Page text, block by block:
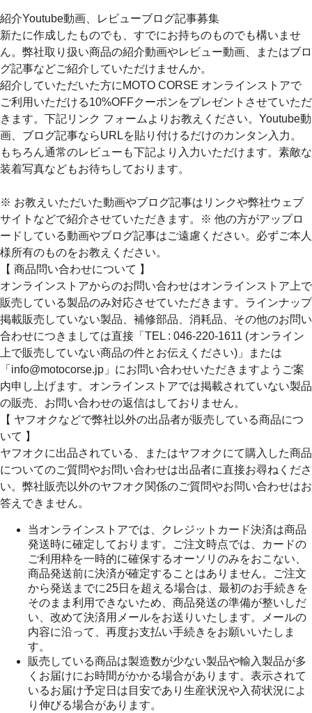
紹介Youtube動画、レビューブログ記事募集
新たに作成したものでも、すでにお持ちのものでも構いませ
ん。弊社取り扱い商品の紹介動画やレビュー動画、またはブロ
グ記事などご紹介していただけませんか。
紹介していただいた方にMOTO CORSE オンラインストアで
ご利用いただける10%OFFクーポンをプレゼントさせていただ
きます。下記リンク フォームよりお教えください。Youtube動
画、ブログ記事ならURLを貼り付けるだけのカンタン入力。
もちろん通常のレビューも下記より入力いただけます。素敵な
装着写真などもお待ちしております。
※ お教えいただいた動画やブログ記事はリンクや弊社ウェブ
サイトなどで紹介させていただきます。※ 他の方がアップロ
ードしている動画やブログ記事はご遠慮ください。必ずご本人
様所有のものをお教えください。
【 商品問い合わせについて 】
オンラインストアからのお問い合わせはオンラインストア上で
販売している製品のみ対応させていただきます。ラインナップ
掲載販売していない製品、補修部品、消耗品、その他のお問い
合わせにつきましては直接「TEL : 046-220-1611 (オンライン
上で販売していない商品の件とお伝えください)」または
「info@motocorse.jp」にお問い合わせいただきますようご案
内申し上げます。オンラインストアでは掲載されていない製品
の販売、お問い合わせの返信はしておりません。
【 ヤフオクなどで弊社以外の出品者が販売している商品につ
いて 】
ヤフオクに出品されている、またはヤフオクにて購入した商品
についてのご質問やお問い合わせは出品者に直接お尋ねくださ
い。弊社販売以外のヤフオク関係のご質問やお問い合わせはお
答えできません。
当オンラインストアでは、クレジットカード決済は商品
発送時に確定しております。ご注文時点では、カードの
ご利用枠を一時的に確保するオーソリのみをおこない、
商品発送前に決済が確定することはありません。ご注文
から発送までに25日を超える場合は、最初のお手続きを
そのまま利用できないため、商品発送の準備が整いしだ
い、改めて決済用メールをお送りいたします。メールの
内容に沿って、再度お支払い手続きをお願いいたしま
す。
販売している商品は製造数が少ない製品や輸入製品が多
くお届けにお時間がかかる場合があります。表示されて
いるお届け予定日は目安であり生産状況や入荷状況によ
り伸びる場合があります。